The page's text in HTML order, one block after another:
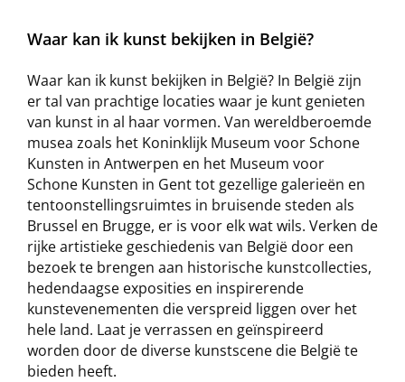
Waar kan ik kunst bekijken in België?
Waar kan ik kunst bekijken in België? In België zijn
er tal van prachtige locaties waar je kunt genieten
van kunst in al haar vormen. Van wereldberoemde
musea zoals het Koninklijk Museum voor Schone
Kunsten in Antwerpen en het Museum voor
Schone Kunsten in Gent tot gezellige galerieën en
tentoonstellingsruimtes in bruisende steden als
Brussel en Brugge, er is voor elk wat wils. Verken de
rijke artistieke geschiedenis van België door een
bezoek te brengen aan historische kunstcollecties,
hedendaagse exposities en inspirerende
kunstevenementen die verspreid liggen over het
hele land. Laat je verrassen en geïnspireerd
worden door de diverse kunstscene die België te
bieden heeft.